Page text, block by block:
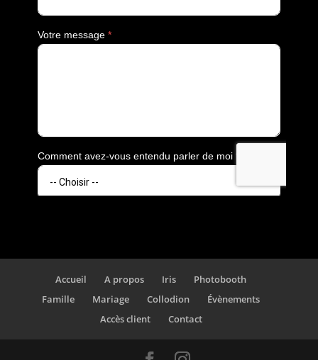
Accueil A propos Iris
Photobooth
Famille
Mariage Collodion
Évènements
Accès client
Contact